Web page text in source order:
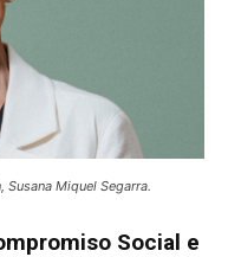
Miquel Segarra.
Social e